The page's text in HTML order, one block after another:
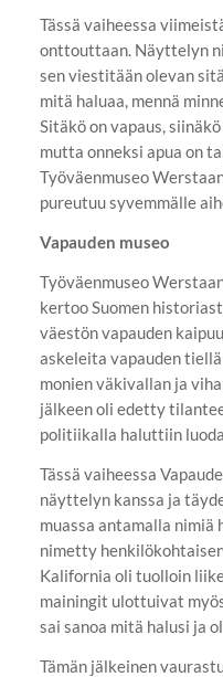
Tässä vaiheessa
onttouttaan. Näyttelyn
sen viestitään olevan
mitä haluaa, mennä
Sitäkö on vapaus,
mutta onneksi apua on
Työväenmuseo
pureutuu syvemmälle
Vapauden museo
Työväenmuseo
kertoo Suomen
väestön vapauden
askeleita vapauden
monien väkivallan ja
jälkeen oli edetty
politiikalla haluttiin
Tässä vaiheessa
näyttelyn kanssa ja
muassa antamalla
nimetty
Kalifornia oli tuolloin
mainingit ulottuivat
sai sanoa mitä halusi ja
Tämän jälkeinen